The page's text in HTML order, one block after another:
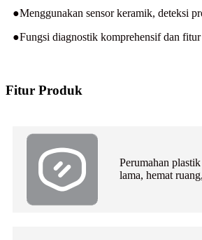
●Menggunakan sensor keramik, deteksi
●Fungsi diagnostik komprehensif dan
Fitur Produk
Perumahan
lama, hemat